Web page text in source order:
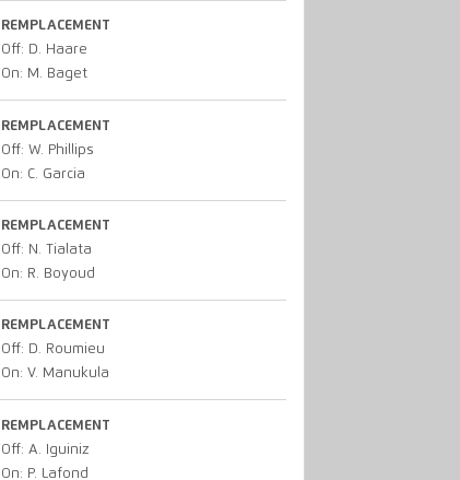
REMPLACEMENT
Off: D. Haare
On: M. Baget
REMPLACEMENT
Off: W. Phillips
On: C. Garcia
REMPLACEMENT
Off: N. Tialata
On: R. Boyoud
REMPLACEMENT
Off: D. Roumieu
On: V. Manukula
REMPLACEMENT
Off: A. Iguiniz
On: P. Lafond